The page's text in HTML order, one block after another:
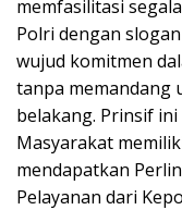
memfasilitasi
Polri dengan
wujud komitmen
tanpa memandang
belakang. Prinsif
Masyarakat
mendapatkan
Pelayanan dari